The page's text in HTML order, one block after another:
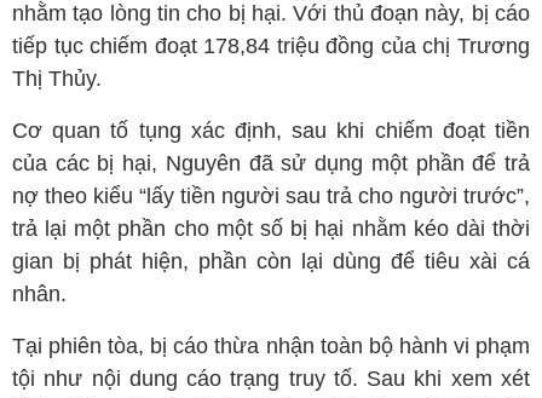
nhằm tạo lòng tin cho bị hại. Với thủ đoạn này, bị cáo
tiếp tục chiếm đoạt 178,84 triệu đồng của chị Trương
Thị Thủy.
Cơ quan tố tụng xác định, sau khi chiếm đoạt tiền
của các bị hại, Nguyên đã sử dụng một phần để trả
nợ theo kiểu “lấy tiền người sau trả cho người trước”,
trả lại một phần cho một số bị hại nhằm kéo dài thời
gian bị phát hiện, phần còn lại dùng để tiêu xài cá
nhân.
Tại phiên tòa, bị cáo thừa nhận toàn bộ hành vi phạm
tội như nội dung cáo trạng truy tố. Sau khi xem xét